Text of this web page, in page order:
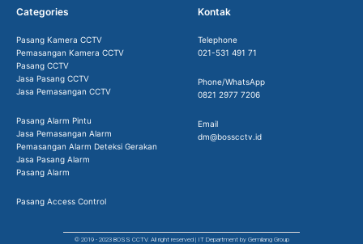
Categories
Pasang Kamera CCTV
Pemasangan Kamera CCTV
Pasang CCTV
Jasa Pasang CCTV
Jasa Pemasangan CCTV
Pasang Alarm Pintu
Jasa Pemasangan Alarm
Pemasangan Alarm Deteksi Gerakan
Jasa Pasang Alarm
Pasang Alarm
Pasang Access Control
Kontak
Telephone
021-531 491 71
Phone/WhatsApp
0821 2977 7206
Email
dm@bosscctv.id
© 2019 - 2023 BOSS CCTV. All right reserved | IT Department by Gemilang Group